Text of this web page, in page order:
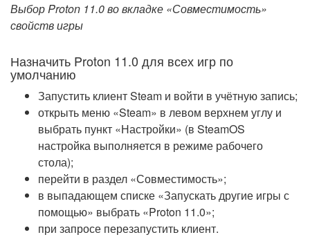
Выбор Proton 11.0 во вкладке «Совместимость»
свойств игры
Назначить Proton 11.0 для всех игр по
умолчанию
Запустить клиент Steam и войти в учётную запись;
открыть меню «Steam» в левом верхнем углу и
выбрать пункт «Настройки» (в SteamOS
настройка выполняется в режиме рабочего
стола);
перейти в раздел «Совместимость»;
в выпадающем списке «Запускать другие игры с
помощью» выбрать «Proton 11.0»;
при запросе перезапустить клиент.